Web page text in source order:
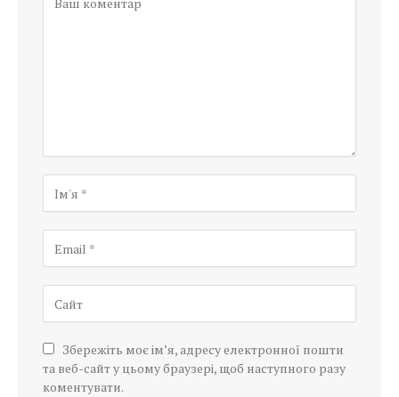
Збережіть моє ім’я, адресу електронної пошти
та веб-сайт у цьому браузері, щоб наступного разу
коментувати.